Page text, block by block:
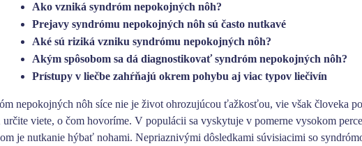
Ako vzniká syndróm nepokojných nôh?
Prejavy syndrómu nepokojných nôh sú často nutkavé
Aké sú riziká vzniku syndrómu nepokojných nôh?
Akým spôsobom sa dá diagnostikovať syndróm nepokojných nôh?
Prístupy v liečbe zahŕňajú okrem pohybu aj viac typov liečivín
nepokojných nôh síce nie je život ohrozujúcou ťažkosťou, vie však človeka
určite viete, o čom hovoríme. V populácii sa vyskytuje v pomerne vysokom
je nutkanie hýbať nohami. Nepriaznivými dôsledkami súvisiacimi so